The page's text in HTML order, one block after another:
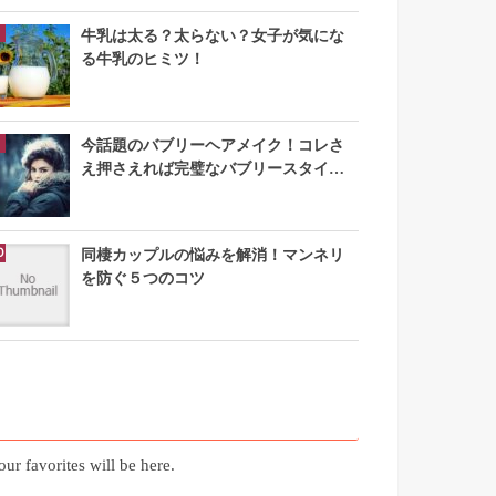
牛乳は太る？太らない？女子が気にな
る牛乳のヒミツ！
今話題のバブリーヘアメイク！コレさ
え押さえれば完璧なバブリースタイル
同棲カップルの悩みを解消！マンネリ
を防ぐ５つのコツ
favorites will be here.